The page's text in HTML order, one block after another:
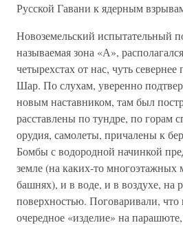
Русской Гавани к ядерным
Новоземельский испытательный
называемая зона «А»,
четырехстах от нас, чуть
Шар. По слухам, уверенно
новым наставником, там был
расставлены по тундре, по горам
орудия, самолеты, причалены к
Бомбы с водородной начинкой
земле (на каких-то многоэтажных
башнях), и в воде, и в воздухе, на
поверхностью. Поговаривали,
очередное «изделие» на